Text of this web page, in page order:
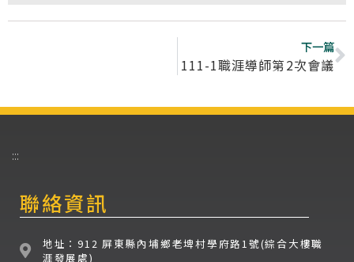
下一篇
111-1職涯導師第2次會議
:::
聯絡資訊
地址：912 屏東縣內埔鄉老埤村學府路1號(綜合大樓職
涯發展處)